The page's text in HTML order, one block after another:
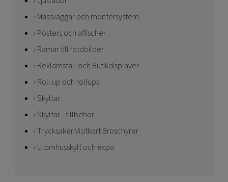
Mässväggar och montersystem
Posters och affischer
Ramar till fotobilder
Reklamställ och Butikdisplayer
Roll up och rollups
Skyltar
Skyltar - tillbehör
Trycksaker Visitkort Broschyrer
Utomhusskylt och expo